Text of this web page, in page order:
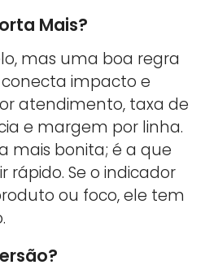
Mais?
mas uma boa regra
impacto e
atendimento, taxa de
e margem por linha.
mais bonita; é a que
rápido. Se o indicador
ou foco, ele tem